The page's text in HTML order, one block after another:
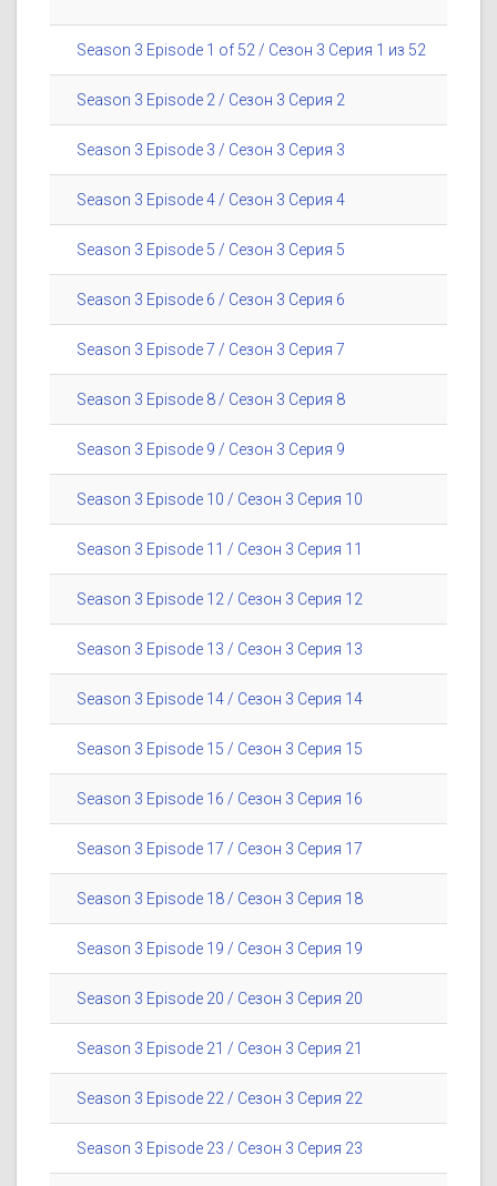
Season 3 Episode 1 of 52 / Сезон 3 Серия 1 из 52
Season 3 Episode 2 / Сезон 3 Серия 2
Season 3 Episode 3 / Сезон 3 Серия 3
Season 3 Episode 4 / Сезон 3 Серия 4
Season 3 Episode 5 / Сезон 3 Серия 5
Season 3 Episode 6 / Сезон 3 Серия 6
Season 3 Episode 7 / Сезон 3 Серия 7
Season 3 Episode 8 / Сезон 3 Серия 8
Season 3 Episode 9 / Сезон 3 Серия 9
Season 3 Episode 10 / Сезон 3 Серия 10
Season 3 Episode 11 / Сезон 3 Серия 11
Season 3 Episode 12 / Сезон 3 Серия 12
Season 3 Episode 13 / Сезон 3 Серия 13
Season 3 Episode 14 / Сезон 3 Серия 14
Season 3 Episode 15 / Сезон 3 Серия 15
Season 3 Episode 16 / Сезон 3 Серия 16
Season 3 Episode 17 / Сезон 3 Серия 17
Season 3 Episode 18 / Сезон 3 Серия 18
Season 3 Episode 19 / Сезон 3 Серия 19
Season 3 Episode 20 / Сезон 3 Серия 20
Season 3 Episode 21 / Сезон 3 Серия 21
Season 3 Episode 22 / Сезон 3 Серия 22
Season 3 Episode 23 / Сезон 3 Серия 23